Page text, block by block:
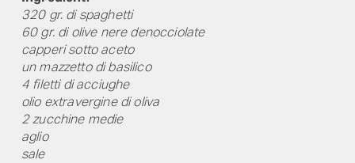
320 gr. di spaghetti
60 gr. di olive nere denocciolate
capperi sotto aceto
un mazzetto di basilico
4 filetti di acciughe
olio extravergine di oliva
2 zucchine medie
aglio
sale